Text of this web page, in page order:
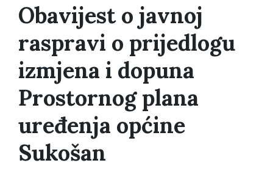
Obavijest o javnoj
raspravi o prijedlogu
izmjena i dopuna
Prostornog plana
uređenja općine
Sukošan